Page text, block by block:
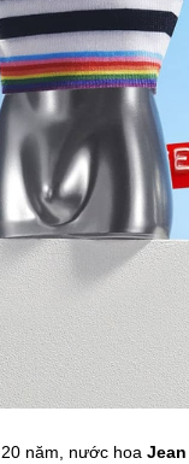
năm, nước hoa